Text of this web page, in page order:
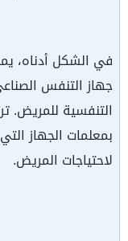
في الشكل أدناه،
جهاز التنفس
التنفسية للمريض.
بمعلمات الجهاز
لاحتياجات المريض.